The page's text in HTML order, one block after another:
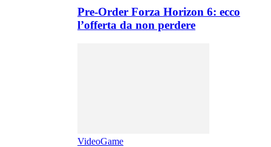
Pre-Order Forza Horizon 6: ecco
l’offerta da non perdere
VideoGame